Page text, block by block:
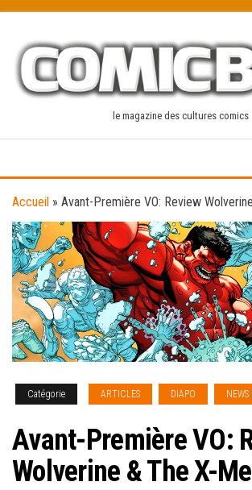
content
le magazine des cultures comics
Accueil » Avant-Première VO: Review
Catégorie ARTICLES DIAPO NEWS
Avant-Première VO:
Wolverine & The X-